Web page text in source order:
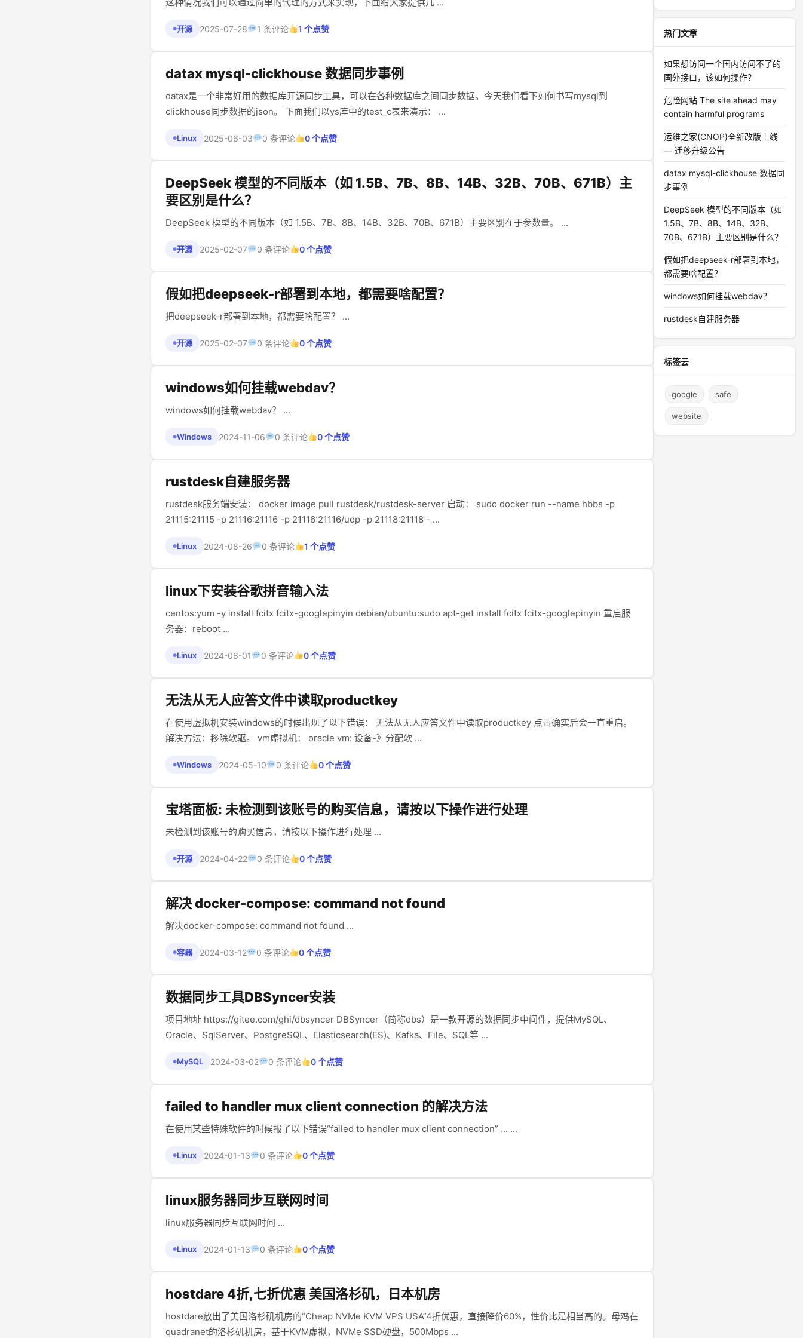
●开源 2025-07-28 1 条评论 1 个点赞
datax mysql-clickhouse 数据同步事例
datax是一个非常好用的数据库开源同步工具，可以在各种数据库之间同步数据。今天我们看下如何书写mysql到
clickhouse同步数据的json。 下面我们以ys库中的test_c表来演示： ...
●Linux 2025-06-03 0 条评论 0 个点赞
DeepSeek 模型的不同版本（如 1.5B、7B、8B、14B、32B、70B、671B）主
要区别是什么？
DeepSeek 模型的不同版本（如 1.5B、7B、8B、14B、32B、70B、671B）主要区别在于参数量。 ...
●开源 2025-02-07 0 条评论 0 个点赞
假如把deepseek-r部署到本地，都需要啥配置？
把deepseek-r部署到本地，都需要啥配置？ ...
●开源 2025-02-07 0 条评论 0 个点赞
windows如何挂载webdav？
windows如何挂载webdav？ ...
●Windows 2024-11-06 0 条评论 0 个点赞
rustdesk自建服务器
rustdesk服务端安装： docker image pull rustdesk/rustdesk-server 启动： sudo docker run --name hbbs -p
21115:21115 -p 21116:21116 -p 21116:21116/udp -p 21118:21118 - ...
●Linux 2024-08-26 0 条评论 1 个点赞
linux下安装谷歌拼音输入法
centos:yum -y install fcitx fcitx-googlepinyin debian/ubuntu:sudo apt-get install fcitx fcitx-googlepinyin 重启服
务器：reboot ...
●Linux 2024-06-01 0 条评论 0 个点赞
无法从无人应答文件中读取productkey
在使用虚拟机安装windows的时候出现了以下错误： 无法从无人应答文件中读取productkey 点击确实后会一直重启。
解决方法：移除软驱。 vm虚拟机： oracle vm: 设备-》分配软 ...
●Windows 2024-05-10 0 条评论 0 个点赞
宝塔面板: 未检测到该账号的购买信息，请按以下操作进行处理
未检测到该账号的购买信息，请按以下操作进行处理 ...
●开源 2024-04-22 0 条评论 0 个点赞
解决 docker-compose: command not found
解决docker-compose: command not found ...
●容器 2024-03-12 0 条评论 0 个点赞
数据同步工具DBSyncer安装
项目地址 https://gitee.com/ghi/dbsyncer DBSyncer（简称dbs）是一款开源的数据同步中间件，提供MySQL、
Oracle、SqlServer、PostgreSQL、Elasticsearch(ES)、Kafka、File、SQL等 ...
●MySQL 2024-03-02 0 条评论 0 个点赞
failed to handler mux client connection 的解决方法
在使用某些特殊软件的时候报了以下错误“failed to handler mux client connection” ... ...
●Linux 2024-01-13 0 条评论 0 个点赞
linux服务器同步互联网时间
linux服务器同步互联网时间 ...
●Linux 2024-01-13 0 条评论 0 个点赞
hostdare 4折,七折优惠 美国洛杉矶，日本机房
hostdare放出了美国洛杉矶机房的“Cheap NVMe KVM VPS USA”4折优惠，直接降价60%，性价比是相当高的。母鸡在
quadranet的洛杉矶机房，基于KVM虚拟，NVMe SSD硬盘，500Mbps ...
热门文章
如果想访问一个国内访问不了的
国外接口，该如何操作？
危险网站 The site ahead may
contain harmful programs
运维之家(CNOP)全新改版上线
— 迁移升级公告
datax mysql-clickhouse 数据同
步事例
DeepSeek 模型的不同版本（如
1.5B、7B、8B、14B、32B、
70B、671B）主要区别是什么？
假如把deepseek-r部署到本地，
都需要啥配置？
windows如何挂载webdav？
rustdesk自建服务器
标签云
google safe
website